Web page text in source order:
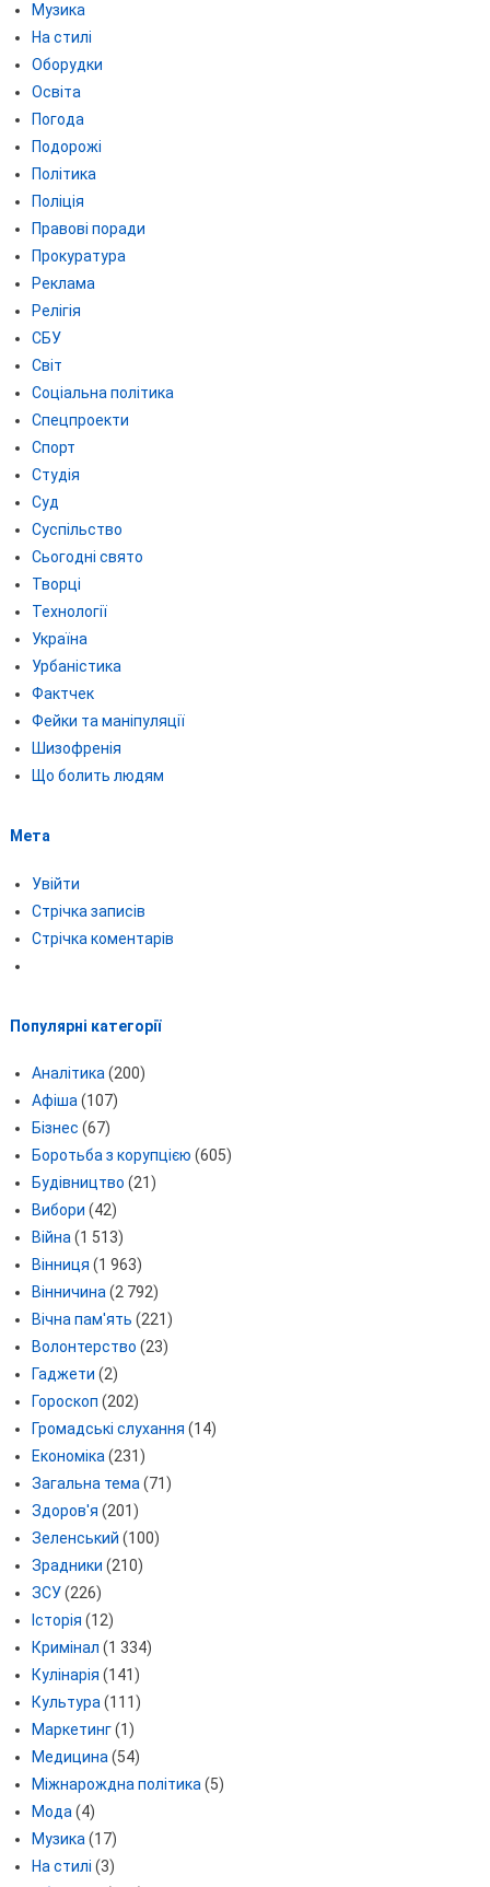
Музика
На стилі
Оборудки
Освіта
Погода
Подорожі
Політика
Поліція
Правові поради
Прокуратура
Реклама
Релігія
СБУ
Світ
Соціальна політика
Спецпроекти
Спорт
Студія
Суд
Суспільство
Сьогодні свято
Творці
Технології
Україна
Урбаністика
Фактчек
Фейки та маніпуляції
Шизофренія
Що болить людям
Мета
Увійти
Стрічка записів
Стрічка коментарів
Популярні категорії
Аналітика(200)
Афіша(107)
Бізнес (67)
Боротьба з корупцією (605)
Будівництво (21)
Вибори (42)
Війна(1 513)
Вінниця (1 963)
Вінничина(2 792)
Вічна пам'ять (221)
Волонтерство (23)
Гаджети (2)
Гороскоп (202)
Громадські слухання (14)
Економіка(231)
Загальна тема(71)
Здоров'я (201)
Зеленський (100)
Зрадники (210)
ЗСУ(226)
Історія (12)
Кримінал (1 334)
Кулінарія (141)
Культура(111)
Маркетинг(1)
Медицина(54)
Міжнарождна політика(5)
Мода(4)
Музика(17)
На стилі (3)